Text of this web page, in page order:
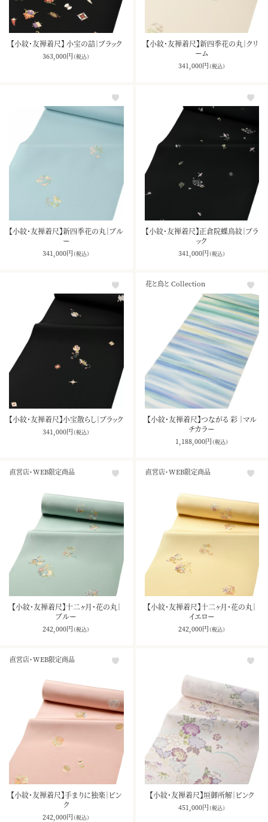
【小紋・友禅着尺】 小宝の詰｜ブラック
363,000円 （税込）
【小紋・友禅着尺】新四季花の丸｜クリ
ーム
341,000円 （税込）
【小紋・友禅着尺】新四季花の丸｜ブル
ー
341,000円 （税込）
【小紋・友禅着尺】正倉院蝶鳥紋｜ブラ
ック
341,000円 （税込）
【小紋・友禅着尺】小宝散らし｜ブラック
341,000円 （税込）
花と鳥と Collection
【小紋・友禅着尺】つながる 彩 ｜マル
チカラー
1,188,000円 （税込）
直営店・WEB限定商品
【小紋・友禅着尺】十二ヶ月・花の丸｜
ブルー
242,000円 （税込）
直営店・WEB限定商品
【小紋・友禅着尺】十二ヶ月・花の丸｜
イエロー
242,000円 （税込）
直営店・WEB限定商品
【小紋・友禅着尺】手まりに独楽｜ピン
ク
242,000円 （税込）
【小紋・友禅着尺】垣御所解｜ピンク
451,000円 （税込）
お買い物を続ける カートへ進む